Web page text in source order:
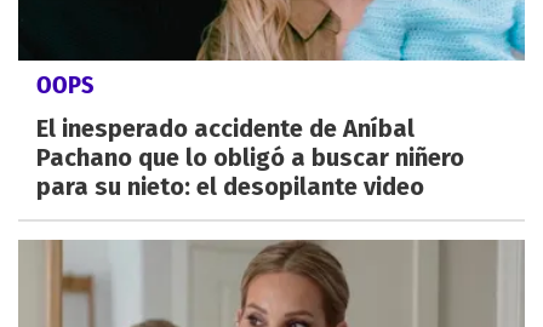
OOPS
El inesperado accidente de Aníbal
Pachano que lo obligó a buscar niñero
para su nieto: el desopilante video